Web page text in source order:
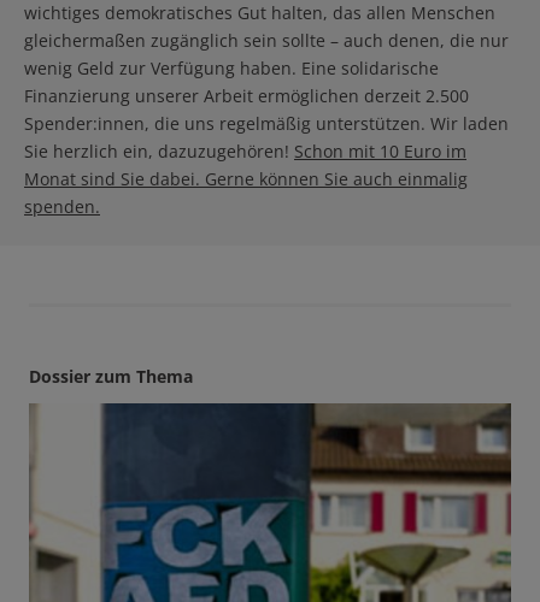
wichtiges demokratisches Gut halten, das allen Menschen
gleichermaßen zugänglich sein sollte – auch denen, die nur
wenig Geld zur Verfügung haben. Eine solidarische
Finanzierung unserer Arbeit ermöglichen derzeit 2.500
Spender:innen, die uns regelmäßig unterstützen. Wir laden
Sie herzlich ein, dazuzugehören! Schon mit 10 Euro im
Monat sind Sie dabei. Gerne können Sie auch einmalig
spenden.
Dossier zum Thema